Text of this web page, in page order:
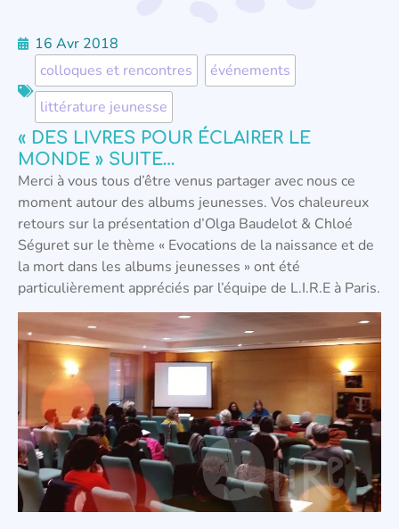
16 Avr 2018
colloques et rencontres
événements
littérature jeunesse
« DES LIVRES POUR ÉCLAIRER LE
MONDE » SUITE…
Merci à vous tous d’être venus partager avec nous ce
moment autour des albums jeunesses. Vos chaleureux
retours sur la présentation d’Olga Baudelot & Chloé
Séguret sur le thème « Evocations de la naissance et de
la mort dans les albums jeunesses » ont été
particulièrement appréciés par l’équipe de L.I.R.E à Paris.